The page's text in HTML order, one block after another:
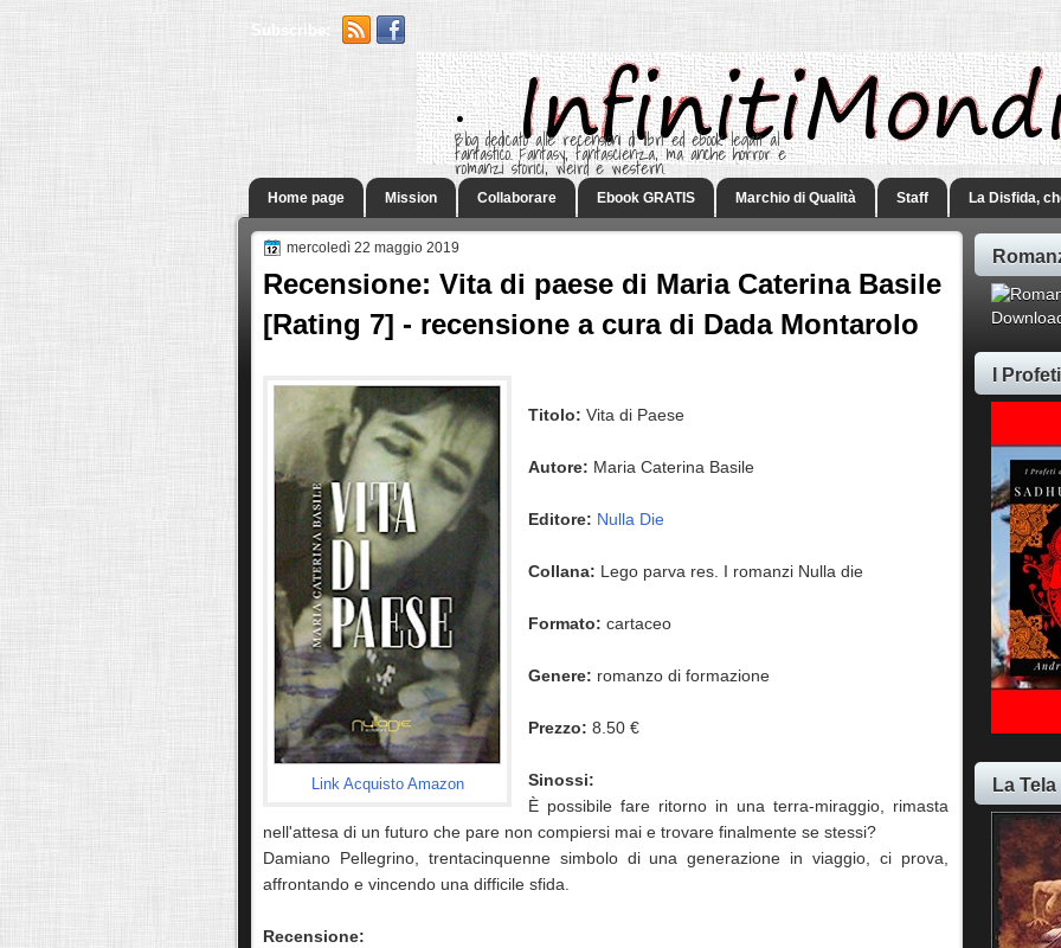
Subscribe:
.
Blog dedicato alle recensioni di libri ed ebook legati al
fantastico. Fantasy, fantascienza, ma anche horror e
romanzi storici, weird e western.
Home page Mission Collaborare Ebook GRATIS Marchio di Qualità Staff La Disfida,
mercoledì 22 maggio 2019
Recensione: Vita di paese di Maria Caterina Basile
[Rating 7] - recensione a cura di Dada Montarolo
Link Acquisto Amazon
Titolo:Vita di Paese
Autore: Maria Caterina Basile
Editore: Nulla Die
Collana: Lego parva res. I romanzi Nulla die
Formato: cartaceo
Genere: romanzo di formazione
Prezzo: 8.50 €
Sinossi:
È possibile fare ritorno in una terra-miraggio, rimasta
nell'attesa di un futuro che pare non compiersi mai e trovare finalmente se stessi?
Damiano Pellegrino, trentacinquenne simbolo di una generazione in viaggio, ci prova,
affrontando e vincendo una difficile sfida.
Recensione:
I
La